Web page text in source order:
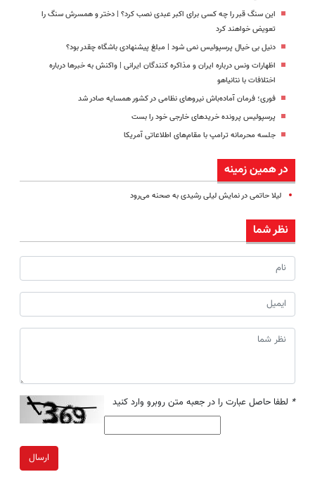
این سنگ قبر را چه کسی برای اکبر عبدی نصب کرد؟ | دختر و همسرش سنگ را
تعویض خواهند کرد
دنیل بی خیال پرسپولیس نمی شود | مبلغ پیشنهادی باشگاه چقدر بود؟
اظهارات ونس درباره ایران و مذاکره کنندگان ایرانی | واکنش به خبرها درباره
اختلافات با نتانیاهو
فوری؛ فرمان آماده‌باش نیروهای نظامی در کشور همسایه صادر شد
پرسپولیس پرونده خریدهای خارجی خود را بست
جلسه محرمانه ترامپ با مقام‌های اطلاعاتی آمریکا
در همین زمینه
لیلا حاتمی در نمایش لیلی رشیدی به صحنه می‌رود
نظر شما
* لطفا حاصل عبارت را در جعبه متن روبرو وارد کنید
ارسال